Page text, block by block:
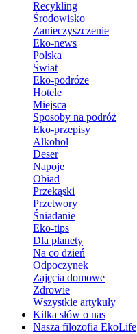
Recykling
Środowisko
Zanieczyszczenie
Eko-news
Polska
Świat
Eko-podróże
Hotele
Miejsca
Sposoby na podróż
Eko-przepisy
Alkohol
Deser
Napoje
Obiad
Przekąski
Przetwory
Śniadanie
Eko-tips
Dla planety
Na co dzień
Odpoczynek
Zajęcia domowe
Zdrowie
Wszystkie artykuły
Kilka słów o nas
Nasza filozofia EkoLife